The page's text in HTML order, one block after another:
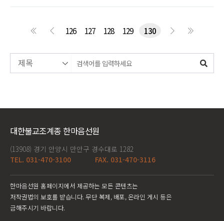
126 127 128 129 130
대한불교조계종 한마음선원
(13908) 경기 안양시 만안구 경수대로 1282
TEL. 031-470-3100
FAX. 031-470-3116
한마음선원 홈페이지에서 제공하는 모든 콘텐츠는
저작권법의 보호를 받습니다. 무단 복제, 배포, 온라인 게시 등은
금해주시기 바랍니다.